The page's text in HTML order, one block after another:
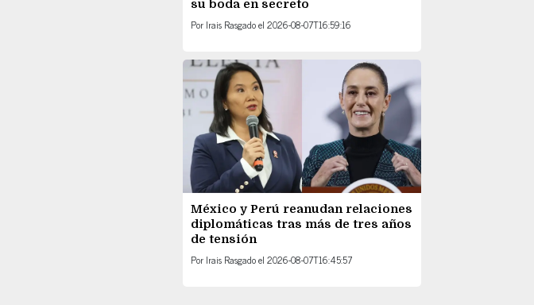
su boda en secreto
Por Irais Rasgadoel 2026-08-07T16:59:16
México y Perú reanudan relaciones
diplomáticas tras más de tres años
de tensión
Por Irais Rasgadoel 2026-08-07T16:45:57